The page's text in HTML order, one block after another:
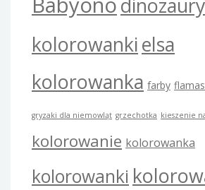
dinozaury
kolorowankielsa
kolorowanka farby
gryzaki dla niemowląt grzechotka kieszenie
kolorowanie kolorowanka
kolorowanki